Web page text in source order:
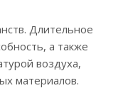
Длительное
а также
воздуха,
материалов.